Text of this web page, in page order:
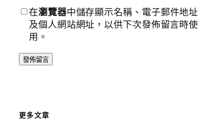
在瀏覽器中儲存顯示名稱、電子郵件地址
及個人網站網址，以供下次發佈留言時使
用。
更多文章